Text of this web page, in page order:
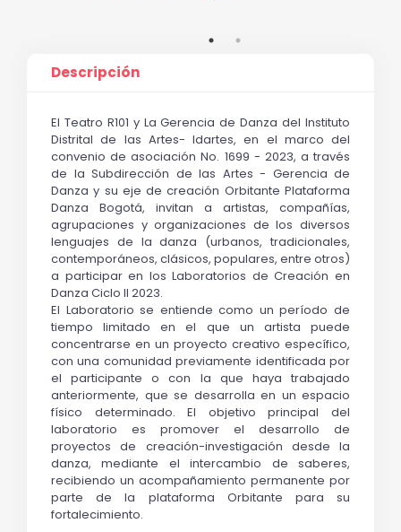
Descripción
El Teatro R101 y La Gerencia de Danza del Instituto
Distrital de las Artes- Idartes, en el marco del
convenio de asociación No. 1699 - 2023, a través
de la Subdirección de las Artes - Gerencia de
Danza y su eje de creación Orbitante Plataforma
Danza Bogotá, invitan a artistas, compañías,
agrupaciones y organizaciones de los diversos
lenguajes de la danza (urbanos, tradicionales,
contemporáneos, clásicos, populares, entre otros)
a participar en los Laboratorios de Creación en
Danza Ciclo II 2023.
El Laboratorio se entiende como un período de
tiempo limitado en el que un artista puede
concentrarse en un proyecto creativo específico,
con una comunidad previamente identificada por
el participante o con la que haya trabajado
anteriormente, que se desarrolla en un espacio
físico determinado. El objetivo principal del
laboratorio es promover el desarrollo de
proyectos de creación-investigación desde la
danza, mediante el intercambio de saberes,
recibiendo un acompañamiento permanente por
parte de la plataforma Orbitante para su
fortalecimiento.